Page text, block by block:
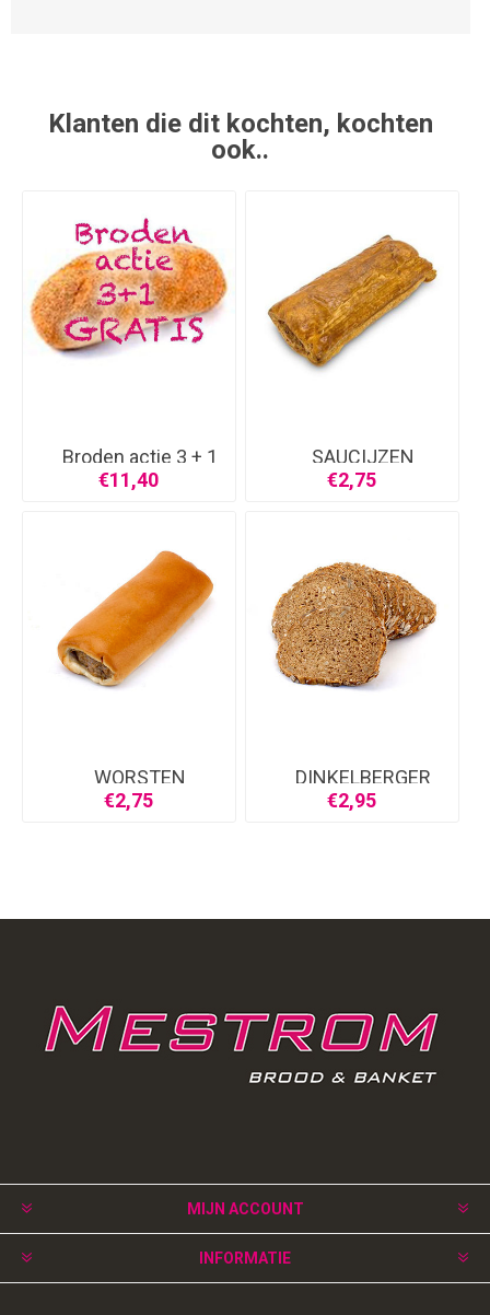
Klanten die dit kochten, kochten
ook..
Broden actie 3 + 1
g
€11,40
SAUCIJZEN
BROODJE
€2,75
WORSTEN
BROODJE
€2,75
DINKELBERGER
SPELT
€2,95
MIJN ACCOUNT
INFORMATIE